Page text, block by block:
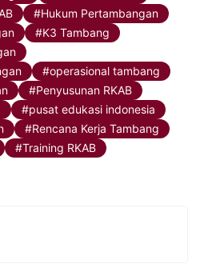
Hukum Pertambangan
K3 Tambang
operasional tambang
Penyusunan RKAB
pusat edukasi indonesia
Rencana Kerja Tambang
Training RKAB